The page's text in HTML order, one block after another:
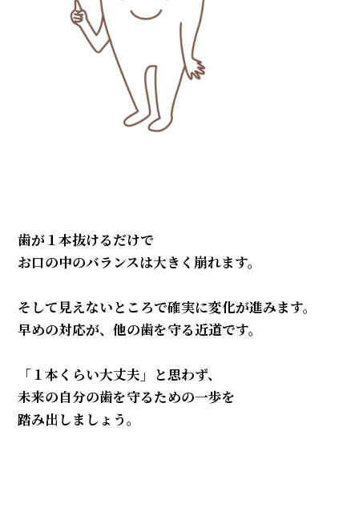
歯が１本抜けるだけで
お口の中のバランスは大きく崩れます。
そして見えないところで確実に変化が進みます。
早めの対応が、他の歯を守る近道です。
「１本くらい大丈夫」と思わず、
未来の自分の歯を守るための一歩を
踏み出しましょう。